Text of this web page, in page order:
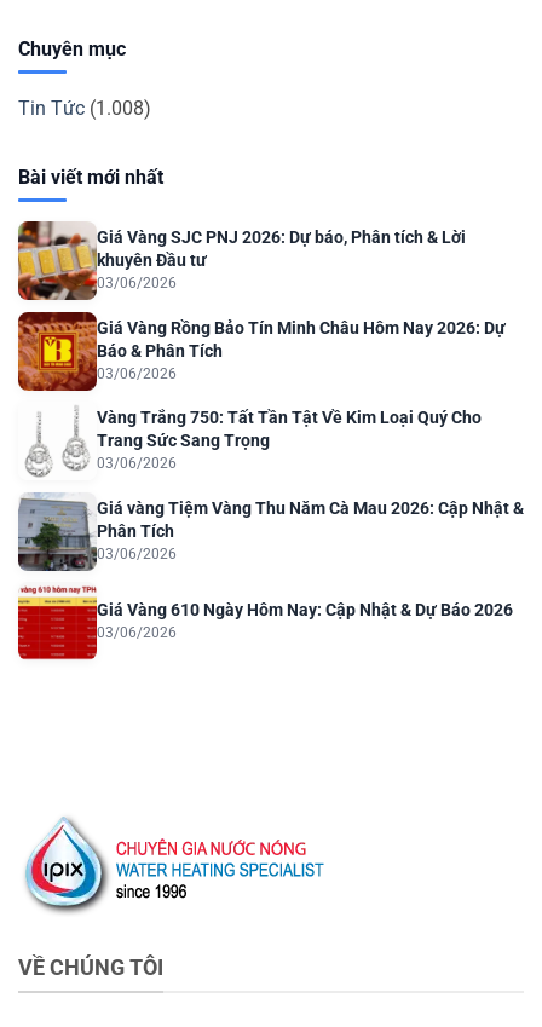
Chuyên mục
Tin Tức (1.008)
Bài viết mới nhất
Giá Vàng SJC PNJ 2026: Dự báo, Phân tích & Lời
khuyên Đầu tư
03/06/2026
Giá Vàng Rồng Bảo Tín Minh Châu Hôm Nay 2026: Dự
Báo & Phân Tích
03/06/2026
Vàng Trắng 750: Tất Tần Tật Về Kim Loại Quý Cho
Trang Sức Sang Trọng
03/06/2026
Giá vàng Tiệm Vàng Thu Năm Cà Mau 2026: Cập Nhật &
Phân Tích
03/06/2026
Giá Vàng 610 Ngày Hôm Nay: Cập Nhật & Dự Báo 2026
03/06/2026
VỀ CHÚNG TÔI